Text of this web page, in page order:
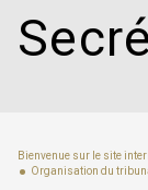
Bienvenue sur le site
Organisation du